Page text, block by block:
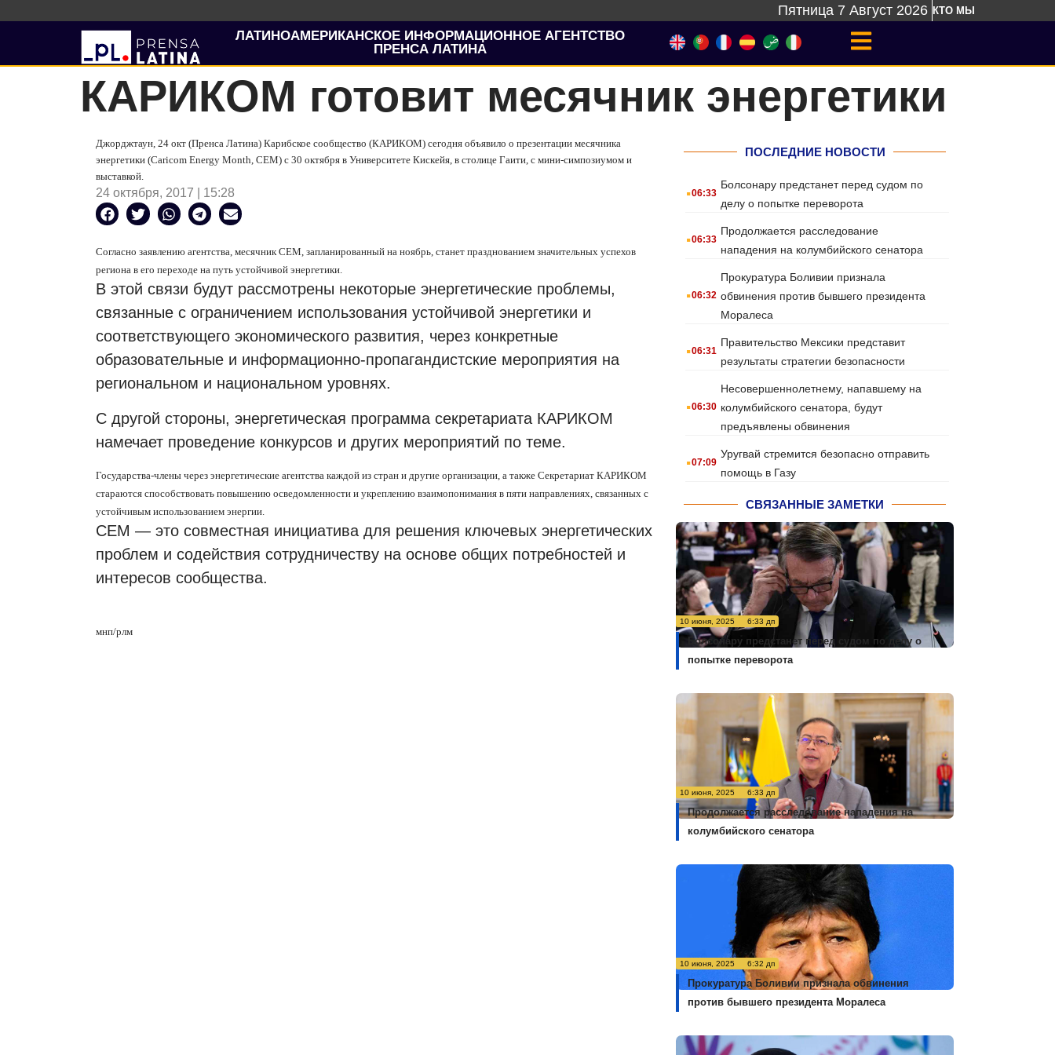
Пятница 7 Август 2026 КТО МЫ
ЛАТИНОАМЕРИКАНСКОЕ ИНФОРМАЦИОННОЕ АГЕНТСТВО
ПРЕНСА ЛАТИНА
КАРИКОМ готовит месячник энергетики
Джорджтаун, 24 окт (Пренса Латина) Карибское сообщество (КАРИКОМ) сегодня объявило о презентации месячника
энергетики (Caricom Energy Month, CEM) с 30 октября в Университете Кискейя, в столице Гаити, с мини-симпозиумом и
выставкой.
24 октября, 2017 | 15:28
Согласно заявлению агентства, месячник CEM, запланированный на ноябрь, станет празднованием значительных успехов
региона в его переходе на путь устойчивой энергетики.
В этой связи будут рассмотрены некоторые энергетические проблемы,
связанные с ограничением использования устойчивой энергетики и
соответствующего экономического развития, через конкретные
образовательные и информационно-пропагандистские мероприятия на
региональном и национальном уровнях.
С другой стороны, энергетическая программа секретариата КАРИКОМ
намечает проведение конкурсов и других мероприятий по теме.
Государства-члены через энергетические агентства каждой из стран и другие организации, а также Секретариат КАРИКОМ
стараются способствовать повышению осведомленности и укреплению взаимопонимания в пяти направлениях, связанных с
устойчивым использованием энергии.
CEM — это совместная инициатива для решения ключевых энергетических
проблем и содействия сотрудничеству на основе общих потребностей и
интересов сообщества.
мнп/рлм
ПОСЛЕДНИЕ НОВОСТИ
.06:33
Болсонару предстанет перед судом по
делу о попытке переворота
.06:33
Продолжается расследование
нападения на колумбийского сенатора
.06:32
Прокуратура Боливии признала
обвинения против бывшего президента
Моралеса
.06:31
Правительство Мексики представит
результаты стратегии безопасности
.06:30
Несовершеннолетнему, напавшему на
колумбийского сенатора, будут
предъявлены обвинения
.07:09
Уругвай стремится безопасно отправить
помощь в Газу
СВЯЗАННЫЕ ЗАМЕТКИ
10 июня, 2025 6:33 дп
Болсонару предстанет перед судом по делу о
попытке переворота
10 июня, 2025 6:33 дп
Продолжается расследование нападения на
колумбийского сенатора
10 июня, 2025 6:32 дп
Прокуратура Боливии признала обвинения
против бывшего президента Моралеса